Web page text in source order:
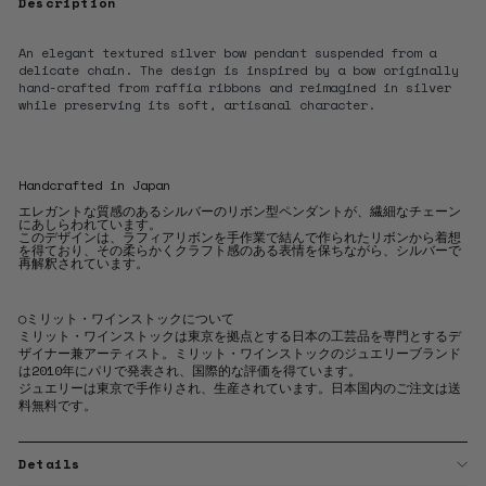
An elegant textured silver bow pendant suspended from a
delicate chain. The design is inspired by a bow originally
hand-crafted from raffia ribbons and reimagined in silver
while preserving its soft, artisanal character.
Handcrafted in Japan
エレガントな質感のあるシルバーのリボン型ペンダントが、繊細なチェーン
にあしらわれています。
このデザインは、ラフィアリボンを手作業で結んで作られたリボンから着想
を得ており、その柔らかくクラフト感のある表情を保ちながら、シルバーで
再解釈されています。
◯ミリット・ワインストックについて
ミリット・ワインストックは東京を拠点とする日本の工芸品を専門とするデ
ザイナー兼アーティスト。ミリット・ワインストックのジュエリーブランド
は2010年にパリで発表され、国際的な評価を得ています。
ジュエリーは東京で手作りされ、生産されています。日本国内のご注文は送
料無料です。
Details